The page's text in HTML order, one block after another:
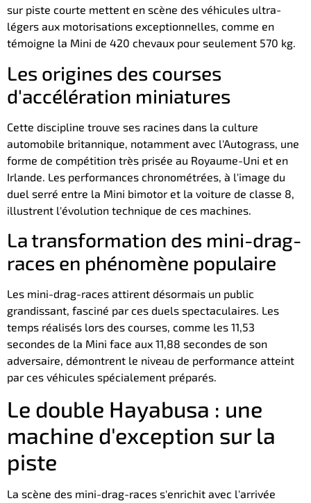
sur piste courte mettent en scène des véhicules ultra-
légers aux motorisations exceptionnelles, comme en
témoigne la Mini de 420 chevaux pour seulement 570 kg.
Les origines des courses
d'accélération miniatures
Cette discipline trouve ses racines dans la culture
automobile britannique, notamment avec l'Autograss, une
forme de compétition très prisée au Royaume-Uni et en
Irlande. Les performances chronométrées, à l'image du
duel serré entre la Mini bimotor et la voiture de classe 8,
illustrent l'évolution technique de ces machines.
La transformation des mini-drag-
races en phénomène populaire
Les mini-drag-races attirent désormais un public
grandissant, fasciné par ces duels spectaculaires. Les
temps réalisés lors des courses, comme les 11,53
secondes de la Mini face aux 11,88 secondes de son
adversaire, démontrent le niveau de performance atteint
par ces véhicules spécialement préparés.
Le double Hayabusa : une
machine d'exception sur la
piste
La scène des mini-drag-races s'enrichit avec l'arrivée